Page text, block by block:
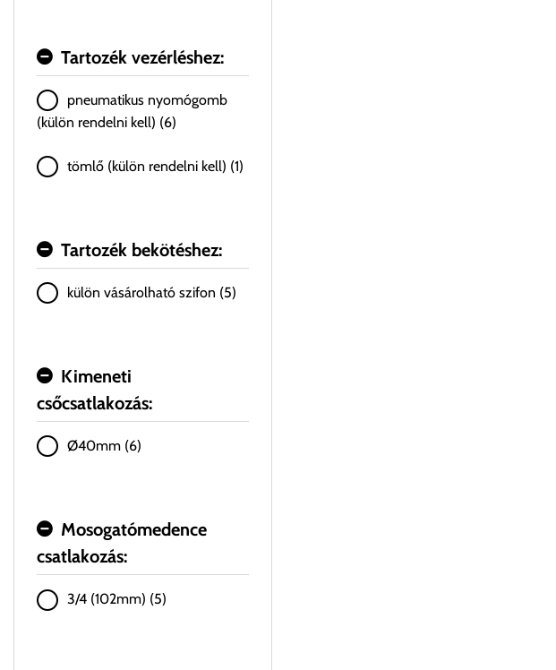
Tartozék vezérléshez:
pneumatikus nyomógomb
(külön rendelni kell) (6)
tömlő (külön rendelni kell) (1)
Tartozék bekötéshez:
külön vásárolható szifon (5)
Kimeneti
csőcsatlakozás:
Ø40mm (6)
Mosogatómedence
csatlakozás:
3/4 (102mm) (5)